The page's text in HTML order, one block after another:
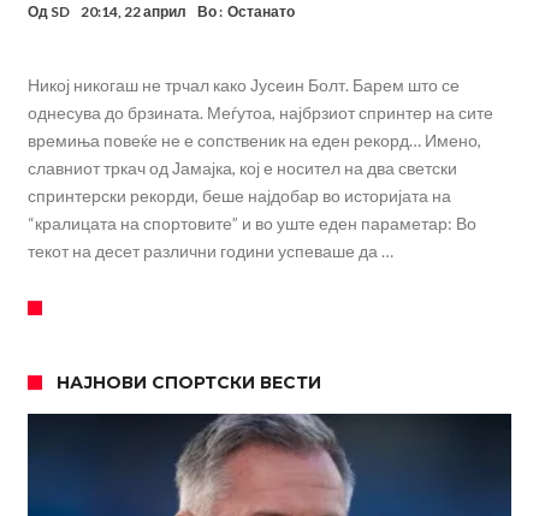
Од SD 20:14, 22 април Во : Останато
Никој никогаш не трчал како Јусеин Болт. Барем што се
однесува до брзината. Меѓутоа, најбрзиот спринтер на сите
времиња повеќе не е сопственик на еден рекорд… Имено,
славниот тркач од Јамајка, кој е носител на два светски
спринтерски рекорди, беше најдобар во историјата на
“кралицата на спортовите” и во уште еден параметар: Во
текот на десет различни години успеваше да …
НАЈНОВИ СПОРТСКИ ВЕСТИ